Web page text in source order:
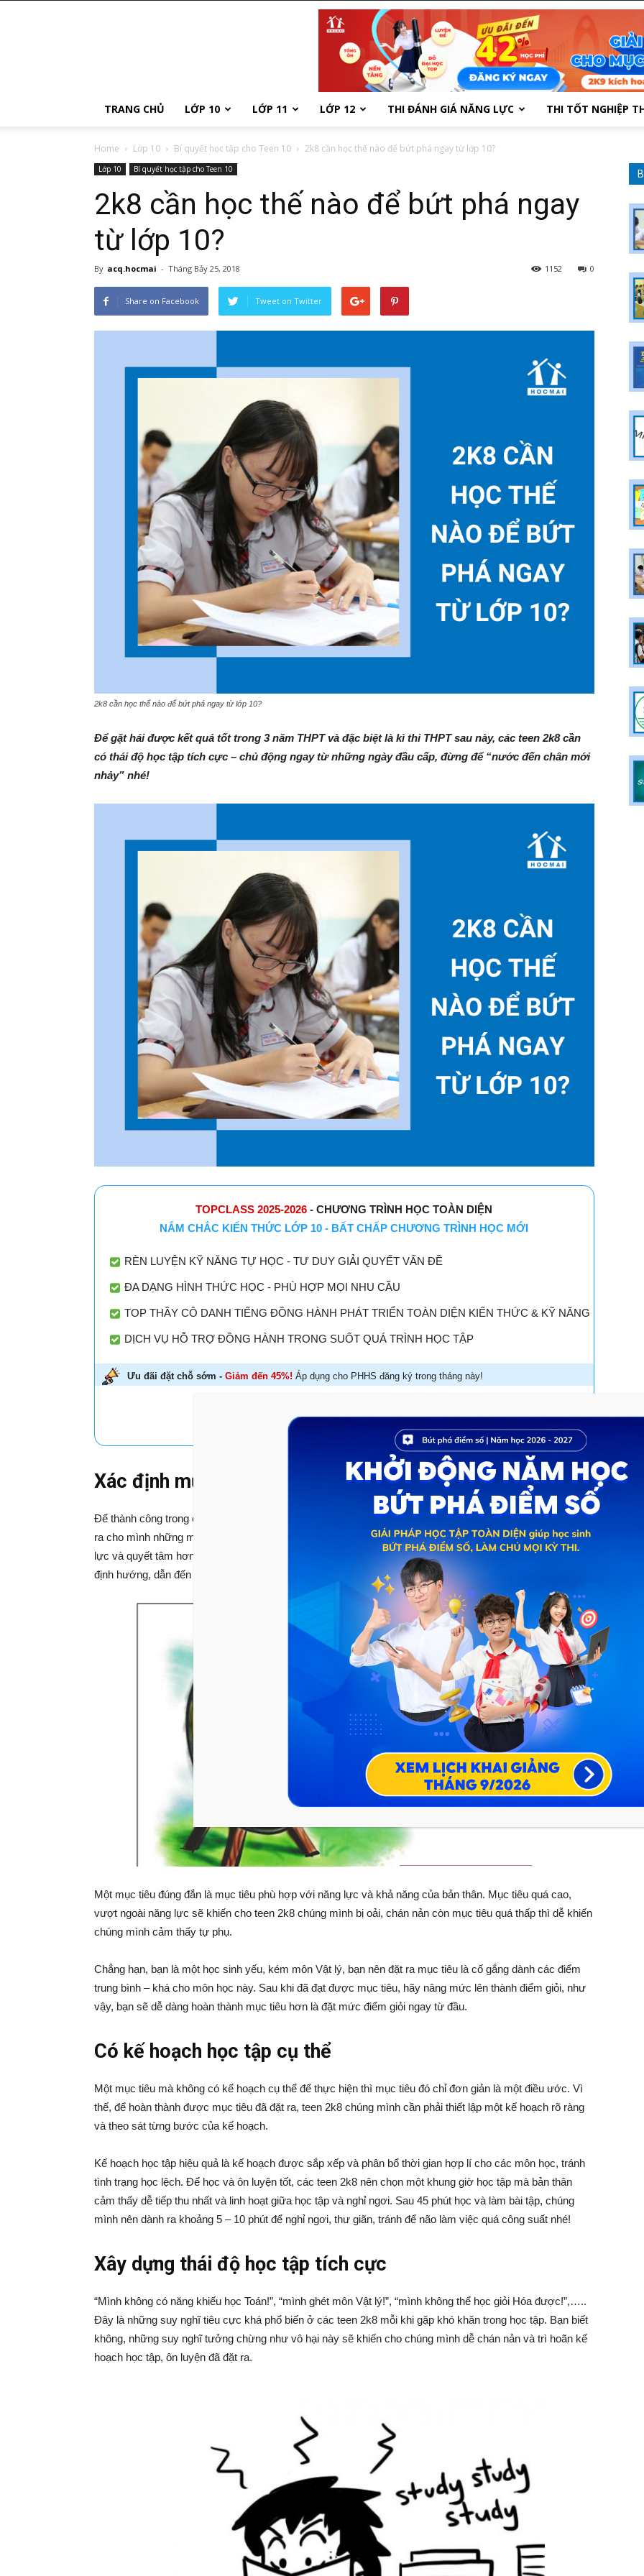
TRANG CHỦ LỚP 10 LỚP 11 LỚP 12 THI ĐÁNH GIÁ NĂNG LỰC THI TỐT NGHIỆP
Home Lớp 10 Bí quyết học tập cho Teen 10 2k8 cần học thế nào để bứt phá ngay từ lớp 10?
Lớp 10 Bí quyết học tập cho Teen 10
2k8 cần học thế nào để bứt phá ngay
từ lớp 10?
By acq.hocmai - Tháng Bảy 25, 2018 0
1152
Share on Facebook Tweet on Twitter
2k8 cần học thế nào để bứt phá ngay từ lớp 10?
Để gặt hái được kết quả tốt trong 3 năm THPT và đặc biệt là kì thi THPT sau này, các teen 2k8 cần
có thái độ học tập tích cực – chủ động ngay từ những ngày đầu cấp, đừng để “nước đến chân mới
nhảy” nhé!
TOPCLASS 2025-2026 - CHƯƠNG TRÌNH HỌC TOÀN DIỆN
NẮM CHẮC KIẾN THỨC LỚP 10 - BẤT CHẤP CHƯƠNG TRÌNH HỌC MỚI
RÈN LUYỆN KỸ NĂNG TỰ HỌC - TƯ DUY GIẢI QUYẾT VẤN ĐỀ
ĐA DẠNG HÌNH THỨC HỌC - PHÙ HỢP MỌI NHU CẦU
TOP THẦY CÔ DANH TIẾNG ĐỒNG HÀNH PHÁT TRIỂN TOÀN DIỆN KIẾN THỨC & KỸ NĂNG
DỊCH VỤ HỖ TRỢ ĐỒNG HÀNH TRONG SUỐT QUÁ TRÌNH HỌC TẬP
Ưu đãi đặt chỗ sớm - Giảm đến 45%! Áp dụng cho PHHS đăng ký trong tháng này!
Xác định mục tiêu phấn đấu rõ ràng
Để thành công trong cuộc sống nói chung và trong học tập nói riêng, bất cứ học sinh nào cũng đều phải đặt
ra cho mình những mục tiêu rõ ràng. Những mục tiêu này sẽ giúp cho các teen 2k8 chúng mình có động
lực và quyết tâm hơn trong học tập. Ngược lại, nếu không có mục tiêu, chúng mình sẽ bị thiếu tập trung và
định hướng, dẫn đến hiệu quả học tập không cao.
Một mục tiêu đúng đắn là mục tiêu phù hợp với năng lực và khả năng của bản thân. Mục tiêu quá cao,
vượt ngoài năng lực sẽ khiến cho teen 2k8 chúng mình bị oải, chán nản còn mục tiêu quá thấp thì dễ khiến
chúng mình cảm thấy tự phụ.
Chẳng hạn, bạn là một học sinh yếu, kém môn Vật lý, bạn nên đặt ra mục tiêu là cố gắng dành các điểm
trung bình – khá cho môn học này. Sau khi đã đạt được mục tiêu, hãy nâng mức lên thành điểm giỏi, như
vậy, bạn sẽ dễ dàng hoàn thành mục tiêu hơn là đặt mức điểm giỏi ngay từ đầu.
Có kế hoạch học tập cụ thể
Một mục tiêu mà không có kế hoạch cụ thể để thực hiện thì mục tiêu đó chỉ đơn giản là một điều ước. Vì
thế, để hoàn thành được mục tiêu đã đặt ra, teen 2k8 chúng mình cần phải thiết lập một kế hoạch rõ ràng
và theo sát từng bước của kế hoạch.
Kế hoạch học tập hiệu quả là kế hoạch được sắp xếp và phân bổ thời gian hợp lí cho các môn học, tránh
tình trạng học lệch. Để học và ôn luyện tốt, các teen 2k8 nên chọn một khung giờ học tập mà bản thân
cảm thấy dễ tiếp thu nhất và linh hoạt giữa học tập và nghỉ ngơi. Sau 45 phút học và làm bài tập, chúng
mình nên dành ra khoảng 5 – 10 phút để nghỉ ngơi, thư giãn, tránh để não làm việc quá công suất nhé!
Xây dựng thái độ học tập tích cực
“Mình không có năng khiếu học Toán!”, “mình ghét môn Vật lý!”, “mình không thể học giỏi Hóa được!”,…..
Đây là những suy nghĩ tiêu cực khá phổ biến ở các teen 2k8 mỗi khi gặp khó khăn trong học tập. Bạn biết
không, những suy nghĩ tưởng chừng như vô hại này sẽ khiến cho chúng mình dễ chán nản và trì hoãn kế
hoạch học tập, ôn luyện đã đặt ra.